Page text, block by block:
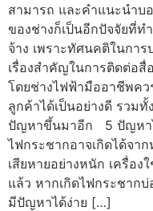
สามารถ และคำแนะนำบ
ของช่างก็เป็นอีกปัจจัยที่ท
จ้าง เพราะทัศนคติในกา
เรื่องสำคัญในการติดต่อสื่
โดยช่างไฟฟ้ามืออาชีพค
ลูกค้าได้เป็นอย่างดี รวม
ปัญหาขึ้นมาอีก 5 ปัญหาไ
ไฟกระชากอาจเกิดได้จา
เสียหายอย่างหนัก เครื่อ
แล้ว หากเกิดไฟกระชาก
มีปัญหาได้ง่าย […]